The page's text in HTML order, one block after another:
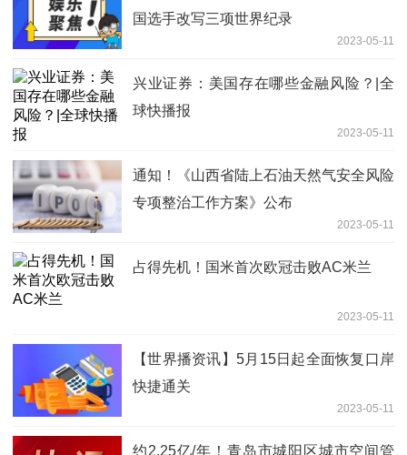
国选手改写三项世界纪录
2023-05-11
兴业证券：美国存在哪些金融风险？|全
球快播报
2023-05-11
通知！《山西省陆上石油天然气安全风险
专项整治工作方案》公布
2023-05-11
占得先机！国米首次欧冠击败AC米兰
2023-05-11
【世界播资讯】5月15日起全面恢复口岸
快捷通关
2023-05-11
约2.25亿/年！青岛市城阳区城市空间管